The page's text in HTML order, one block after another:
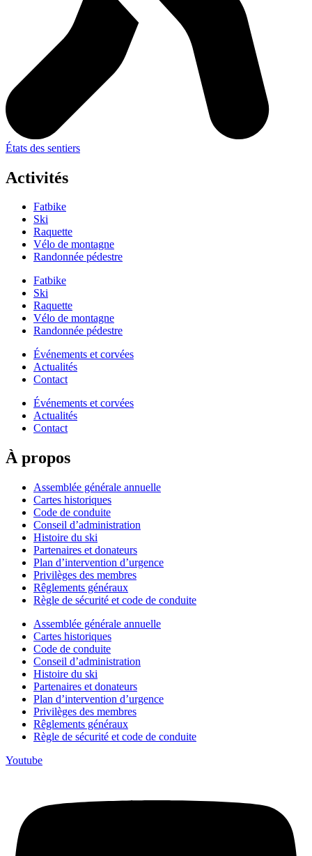
États des sentiers
Activités
Fatbike
Ski
Raquette
Vélo de montagne
Randonnée pédestre
Fatbike
Ski
Raquette
Vélo de montagne
Randonnée pédestre
Événements et corvées
Actualités
Contact
Événements et corvées
Actualités
Contact
À propos
Assemblée générale annuelle
Cartes historiques
Code de conduite
Conseil d’administration
Histoire du ski
Partenaires et donateurs
Plan d’intervention d’urgence
Privilèges des membres
Rêglements généraux
Règle de sécurité et code de conduite
Assemblée générale annuelle
Cartes historiques
Code de conduite
Conseil d’administration
Histoire du ski
Partenaires et donateurs
Plan d’intervention d’urgence
Privilèges des membres
Rêglements généraux
Règle de sécurité et code de conduite
Youtube